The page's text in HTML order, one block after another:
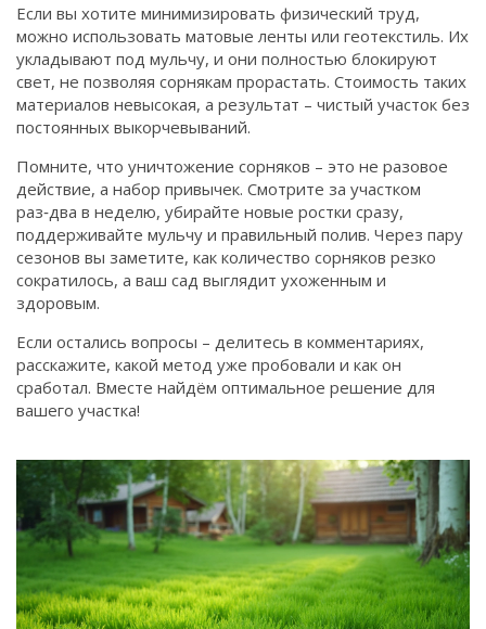
Если вы хотите минимизировать физический труд,
можно использовать матовые ленты или геотекстиль. Их
укладывают под мульчу, и они полностью блокируют
свет, не позволяя сорнякам прорастать. Стоимость таких
материалов невысокая, а результат – чистый участок без
постоянных выкорчевываний.
Помните, что уничтожение сорняков – это не разовое
действие, а набор привычек. Смотрите за участком
раз‑два в неделю, убирайте новые ростки сразу,
поддерживайте мульчу и правильный полив. Через пару
сезонов вы заметите, как количество сорняков резко
сократилось, а ваш сад выглядит ухоженным и
здоровым.
Если остались вопросы – делитесь в комментариях,
расскажите, какой метод уже пробовали и как он
сработал. Вместе найдём оптимальное решение для
вашего участка!